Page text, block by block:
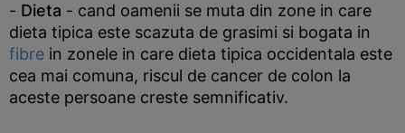
- Dieta - cand oamenii se muta din zone in care
dieta tipica este scazuta de grasimi si bogata in
fibre in zonele in care dieta tipica occidentala este
cea mai comuna, riscul de cancer de colon la
aceste persoane creste semnificativ.